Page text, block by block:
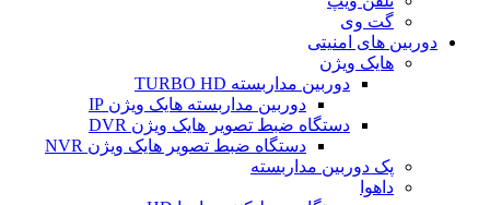
گت وی
دوربین های امنیتی
هایک ویژن
دوربین مداربسته TURBO HD
دوربین مداربسته هایک ویژن IP
دستگاه ضبط تصویر هایک ویژن DVR
دستگاه ضبط تصویر هایک ویژن NVR
پک دوربین مداربسته
داهوا